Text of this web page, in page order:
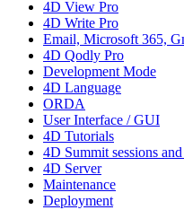
4D View Pro
4D Write Pro
Email, Microsoft 365,
4D Qodly Pro
Development Mode
4D Language
ORDA
User Interface / GUI
4D Tutorials
4D Summit sessions
4D Server
Maintenance
Deployment